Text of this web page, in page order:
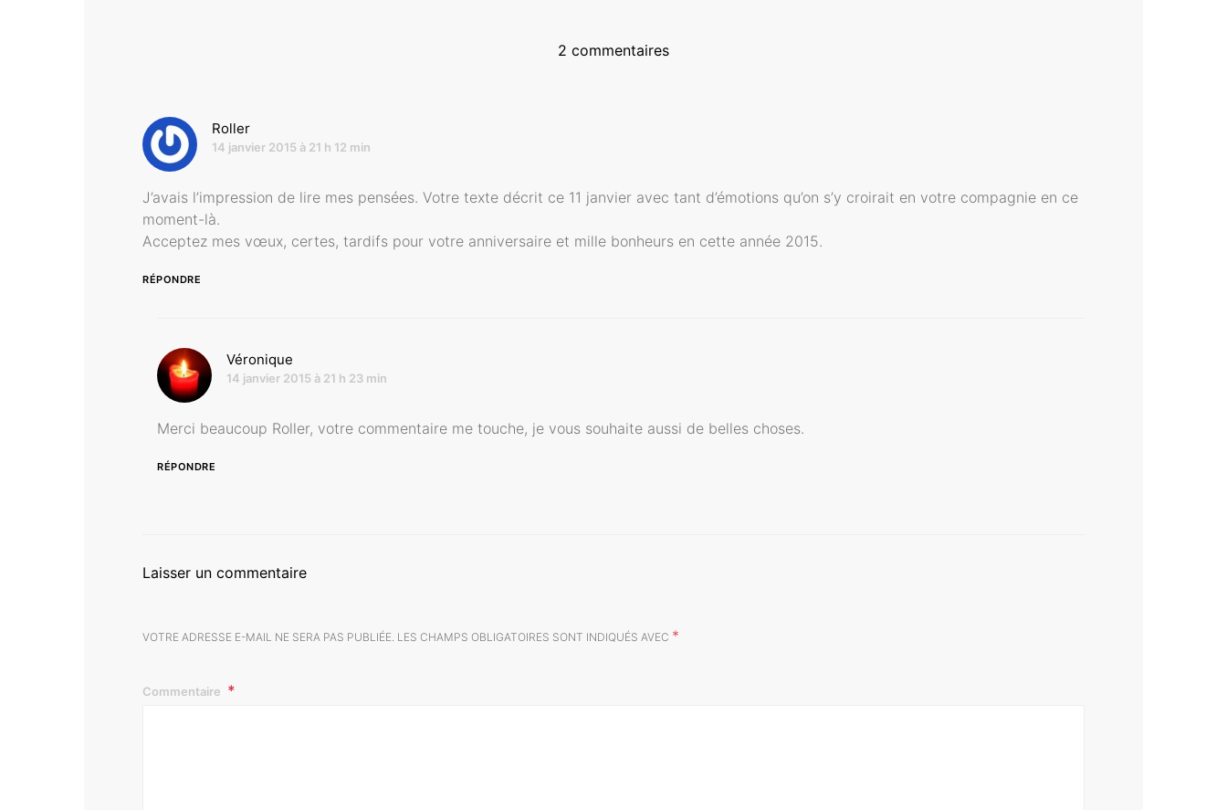
2 commentaires
Roller
14 janvier 2015 à 21 h 12 min
J’avais l’impression de lire mes pensées. Votre texte décrit ce 11 janvier avec tant d’émotions qu’on s’y croirait en votre compagnie en ce
moment-là.
Acceptez mes vœux, certes, tardifs pour votre anniversaire et mille bonheurs en cette année 2015.
RÉPONDRE
Véronique
14 janvier 2015 à 21 h 23 min
Merci beaucoup Roller, votre commentaire me touche, je vous souhaite aussi de belles choses.
RÉPONDRE
Laisser un commentaire
VOTRE ADRESSE E-MAIL NE SERA PAS PUBLIÉE. LES CHAMPS OBLIGATOIRES SONT INDIQUÉS AVEC *
Commentaire